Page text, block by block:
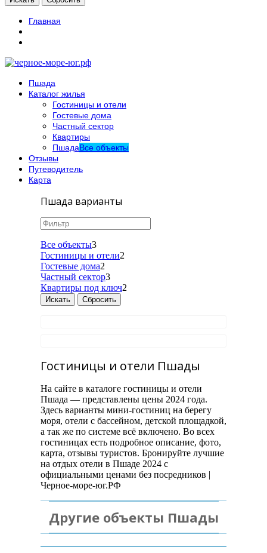
Главная
Пшада
Каталог жилья
Гостиницы и отели
Гостевые дома
Частный сектор
Квартиры
ПшадаВсе объекты
Отзывы
Путеводитель
Карта
Пшада варианты
Все объекты3
Гостиницы и отели2
Гостевые дома2
Частный сектор3
Квартиры под ключ2
Гостиницы и отели Пшады
На сайте в каталоге гостиницы и отели
Пшада — представлены цены 2024 года.
Здесь варианты мини-гостиниц на берегу
моря, отели с бассейном, детской площадкой,
а так же по системе всё включено. Во всех
гостиницах есть подробное описание, фото,
карта, отзывы туристов. Бронируйте лучшие
на отдых отели в Пшаде 2024 с
официальными ценами без посредников |
Черное-море-юг.РФ
Другие объекты Пшады